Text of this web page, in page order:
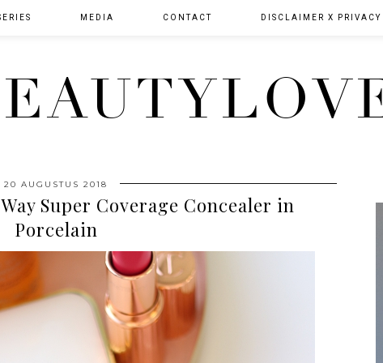
MEDIA CONTACT DISCLAIMER X PRIVACY
20 AUGUSTUS 2018
Super Coverage Concealer in
Porcelain